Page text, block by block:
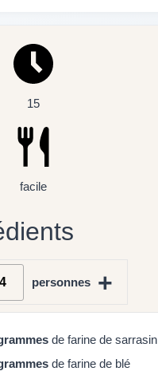
15
facile
personnes +
de farine de sarrasin
de farine de blé